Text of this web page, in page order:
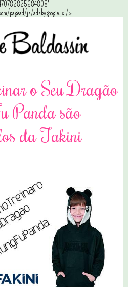
pagead/js/adsbygoogle.js'/>
o Seu Dragão
Panda são
da Fakini